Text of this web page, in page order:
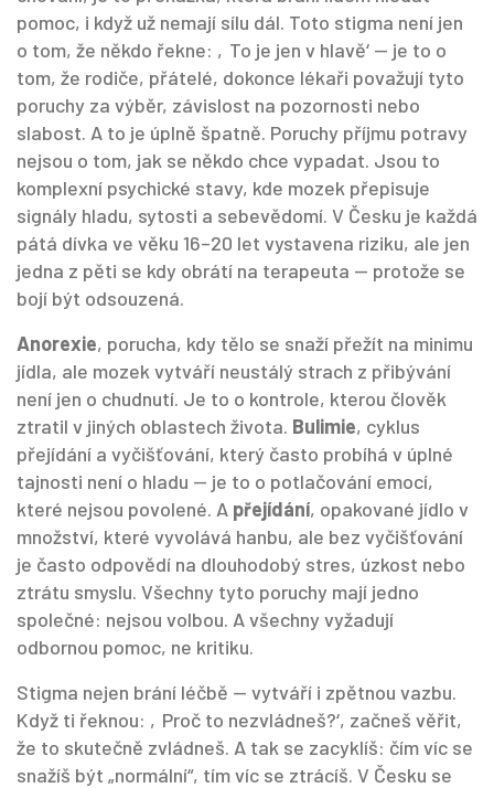
pomoc, i když už nemají sílu dál. Toto stigma není jen
o tom, že někdo řekne: ‚To je jen v hlavě‘ — je to o
tom, že rodiče, přátelé, dokonce lékaři považují tyto
poruchy za výběr, závislost na pozornosti nebo
slabost. A to je úplně špatně. Poruchy příjmu potravy
nejsou o tom, jak se někdo chce vypadat. Jsou to
komplexní psychické stavy, kde mozek přepisuje
signály hladu, sytosti a sebevědomí. V Česku je každá
pátá dívka ve věku 16–20 let vystavena riziku, ale jen
jedna z pěti se kdy obrátí na terapeuta — protože se
bojí být odsouzená.
Anorexie, porucha, kdy tělo se snaží přežít na minimu
jídla, ale mozek vytváří neustálý strach z přibývání
není jen o chudnutí. Je to o kontrole, kterou člověk
ztratil v jiných oblastech života. Bulimie, cyklus
přejídání a vyčišťování, který často probíhá v úplné
tajnosti není o hladu — je to o potlačování emocí,
které nejsou povolené. A přejídání, opakované jídlo v
množství, které vyvolává hanbu, ale bez vyčišťování
je často odpovědí na dlouhodobý stres, úzkost nebo
ztrátu smyslu. Všechny tyto poruchy mají jedno
společné: nejsou volbou. A všechny vyžadují
odbornou pomoc, ne kritiku.
Stigma nejen brání léčbě — vytváří i zpětnou vazbu.
Když ti řeknou: ‚Proč to nezvládneš?‘, začneš věřit,
že to skutečně zvládneš. A tak se zacyklíš: čím víc se
snažíš být „normální“, tím víc se ztrácíš. V Česku se